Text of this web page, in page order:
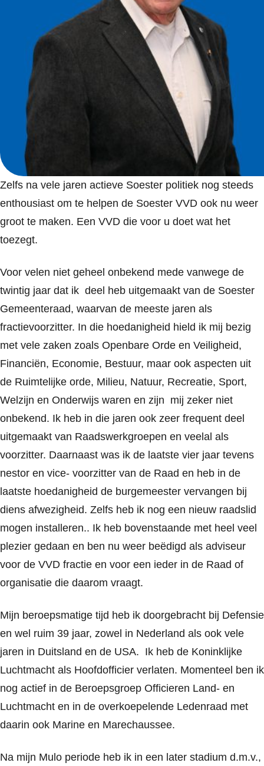
Zelfs na vele jaren actieve Soester politiek nog steeds
enthousiast om te helpen de Soester VVD ook nu weer
groot te maken. Een VVD die voor u doet wat het
toezegt.
Voor velen niet geheel onbekend mede vanwege de
twintig jaar dat ik deel heb uitgemaakt van de Soester
Gemeenteraad, waarvan de meeste jaren als
fractievoorzitter. In die hoedanigheid hield ik mij bezig
met vele zaken zoals Openbare Orde en Veiligheid,
Financiën, Economie, Bestuur, maar ook aspecten uit
de Ruimtelijke orde, Milieu, Natuur, Recreatie, Sport,
Welzijn en Onderwijs waren en zijn mij zeker niet
onbekend. Ik heb in die jaren ook zeer frequent deel
uitgemaakt van Raadswerkgroepen en veelal als
voorzitter. Daarnaast was ik de laatste vier jaar tevens
nestor en vice- voorzitter van de Raad en heb in de
laatste hoedanigheid de burgemeester vervangen bij
diens afwezigheid. Zelfs heb ik nog een nieuw raadslid
mogen installeren.. Ik heb bovenstaande met heel veel
plezier gedaan en ben nu weer beëdigd als adviseur
voor de VVD fractie en voor een ieder in de Raad of
organisatie die daarom vraagt.
Mijn beroepsmatige tijd heb ik doorgebracht bij Defensie
en wel ruim 39 jaar, zowel in Nederland als ook vele
jaren in Duitsland en de USA. Ik heb de Koninklijke
Luchtmacht als Hoofdofficier verlaten. Momenteel ben ik
nog actief in de Beroepsgroep Officieren Land- en
Luchtmacht en in de overkoepelende Ledenraad met
daarin ook Marine en Marechaussee.
Na mijn Mulo periode heb ik in een later stadium d.m.v.,